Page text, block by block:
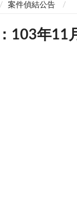
案件偵結公告
103年11